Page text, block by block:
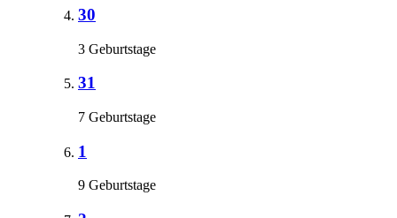
30
3 Geburtstage
31
7 Geburtstage
1
9 Geburtstage